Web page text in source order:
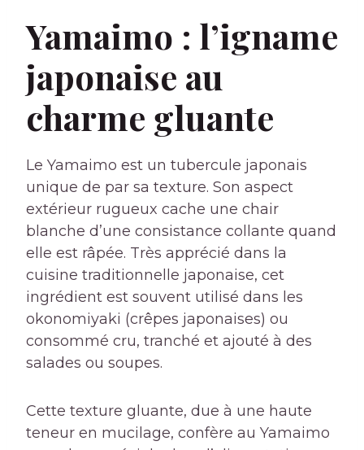
Yamaimo : l’igname
japonaise au
charme gluante
Le Yamaimo est un tubercule japonais
unique de par sa texture. Son aspect
extérieur rugueux cache une chair
blanche d’une consistance collante quand
elle est râpée. Très apprécié dans la
cuisine traditionnelle japonaise, cet
ingrédient est souvent utilisé dans les
okonomiyaki (crêpes japonaises) ou
consommé cru, tranché et ajouté à des
salades ou soupes.
Cette texture gluante, due à une haute
teneur en mucilage, confère au Yamaimo